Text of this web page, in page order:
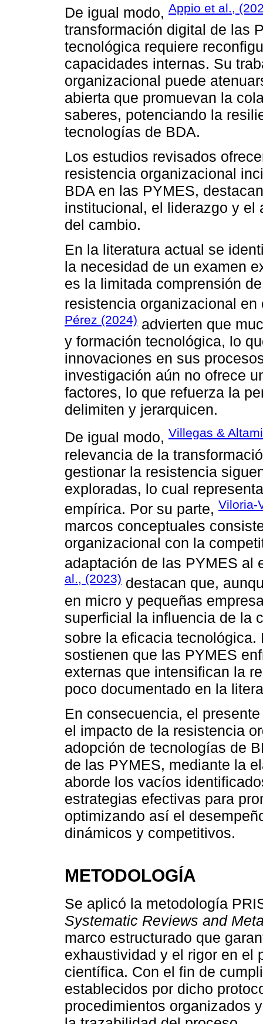
De igual modo, Appio et al.,
transformación digital de las
tecnológica requiere
capacidades internas. Su
organizacional puede
abierta que promuevan la
saberes, potenciando la
tecnologías de BDA.
Los estudios revisados
resistencia organizacional
BDA en las PYMES,
institucional, el liderazgo y el
del cambio.
En la literatura actual se
la necesidad de un examen
es la limitada comprensión
resistencia organizacional
Pérez (2024) advierten que
y formación tecnológica, lo
innovaciones en sus
investigación aún no ofrece
factores, lo que refuerza la
delimiten y jerarquicen.
De igual modo, Villegas &
relevancia de la
gestionar la resistencia
exploradas, lo cual
empírica. Por su parte, Viloria-
marcos conceptuales
organizacional con la
adaptación de las PYMES
al., (2023) destacan que,
en micro y pequeñas
superficial la influencia de la
sobre la eficacia
sostienen que las PYMES
externas que intensifican la
poco documentado en la
En consecuencia, el
el impacto de la resistencia
adopción de tecnologías de
de las PYMES, mediante la
aborde los vacíos
estrategias efectivas para
optimizando así el
dinámicos y competitivos.
METODOLOGÍA
Se aplicó la metodología
Systematic Reviews and
marco estructurado que
exhaustividad y el rigor en el
científica. Con el fin de
establecidos por dicho
procedimientos organizados